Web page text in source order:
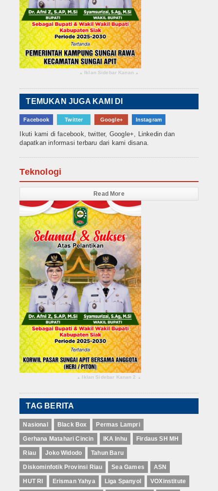
▴ Iklan Sidebar Kanan ▴
TEMUKAN JUGA KAMI DI
Facebook Twitter Google+ Instagram
Ikuti kami di facebook, twitter, Google+, Linkedin dan
dapatkan informasi terbaru dari kami disana.
Teknologi
Read More
▴ Iklan Sidebar Kanan 2 ▴
TAG BERITA
Nasional Black Box Permas Lampri
Gerhana Matahari Cincin IKA Inhu Firdaus SH MH
Riau Joko Widodo Tahun Baru
Diskominfotik Provinsi Riau Sea Games ASN
HUT RI Erisman Yahya Liga Spanyol VOXinstitute